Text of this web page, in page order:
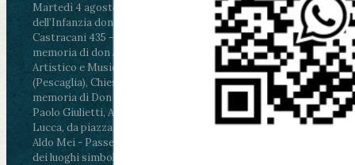
Martedì 4 agosto2026
ore 11:30 - Lucca, Scuola
dell’Infanzia don Aldo Mei - Viale Castruccio
Castracani 435 - Inaugurazione murales in
memoria di don Aldo Mei curato dal Liceo
Artistico e Musicale “Passaglia”
ore 18 - Fiano
(Pescaglia), Chiesa parrocchiale - Messa in
memoria di Don Aldo Mei celebrata da mons.
Paolo Giulietti, Arcivescovo di Lucca
ore 20.30 -
Lucca, da piazza San Michele al Cippo di don
Aldo Mei - Passeggiata della Memoria in alcuni
dei luoghi simbolo della città. Ritrovo alle ore